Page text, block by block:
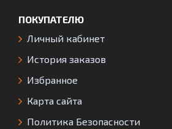
ПОКУПАТЕЛЮ
Личный кабинет
История заказов
Избранное
Карта сайта
Политика Безопасности